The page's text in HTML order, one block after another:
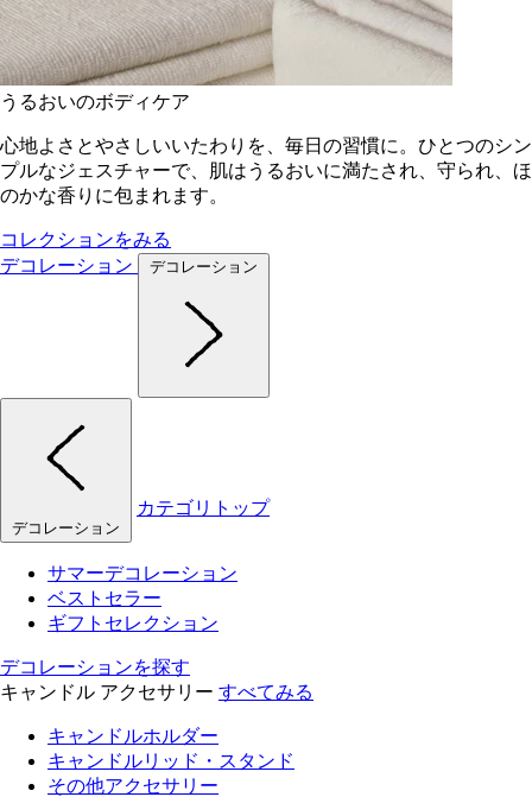
うるおいのボディケア
心地よさとやさしいいたわりを、毎日の習慣に。ひとつのシン
プルなジェスチャーで、肌はうるおいに満たされ、守られ、ほ
のかな香りに包まれます。
コレクションをみる
デコレーション
デコレーション
デコレーション
カテゴリトップ
サマーデコレーション
ベストセラー
ギフトセレクション
デコレーションを探す
キャンドル アクセサリー すべてみる
キャンドルホルダー
キャンドルリッド・スタンド
その他アクセサリー